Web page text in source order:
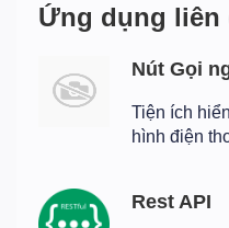
Ứng dụng liên
Nút Gọi
Tiện ích
hình điện
Rest API